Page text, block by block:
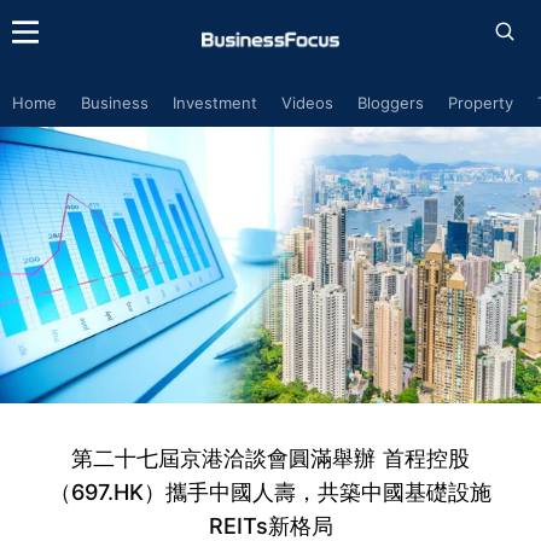
Home Business Investment Videos Bloggers Property
第二十七屆京港洽談會圓滿舉辦 首程控股
（697.HK）攜手中國人壽，共築中國基礎設施
REITs新格局